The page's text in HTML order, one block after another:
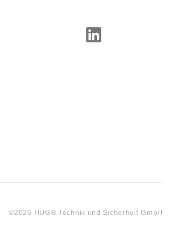
©2026 HUG® Technik und Sicherheit GmbH